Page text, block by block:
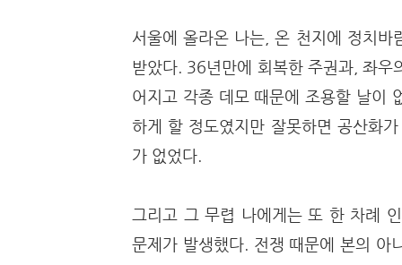
서울에 올라온 나는, 온 천지에 정치
받았다. 36년만에 회복한 주권과, 좌
어지고 각종 데모 때문에 조용할 날이
하게 할 정도였지만 잘못하면 공산화
가 없었다.
그리고 그 무렵 나에게는 또 한 차례
문제가 발생했다. 전쟁 때문에 본의 아